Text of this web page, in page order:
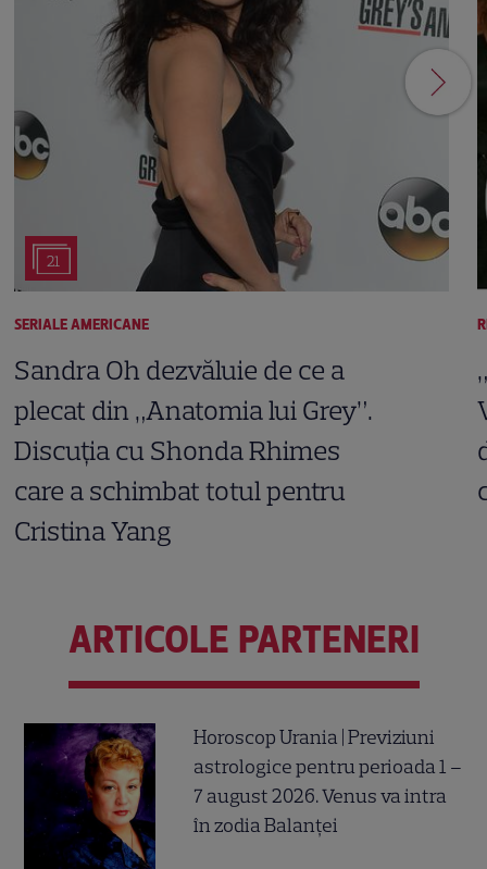
21
SERIALE AMERICANE
Sandra Oh dezvăluie de ce a
plecat din „Anatomia lui Grey”.
Discuția cu Shonda Rhimes
care a schimbat totul pentru
Cristina Yang
ARTICOLE PARTENERI
Horoscop Urania | Previziuni
astrologice pentru perioada 1 –
7 august 2026. Venus va intra
în zodia Balanței